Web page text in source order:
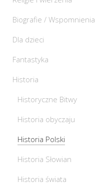
Biografie / Wspomnienia
Dla dzieci
Fantastyka
Historia
Historyczne Bitwy
Historia obyczaju
Historia Polski
Historia Słowian
Historia świata